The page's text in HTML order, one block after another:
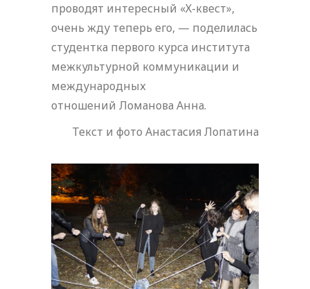
проводят интересный «Х-квест»,
очень жду теперь его, — поделилась
студентка первого курса института
межкультурной коммуникации и
международных
отношений Ломанова Анна.
Текст и фото Анастасия Лопатина